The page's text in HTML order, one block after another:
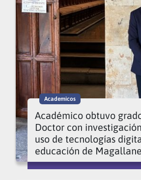
Academicos
Académico obtuvo
Doctor con
uso de tecnologías
educación de